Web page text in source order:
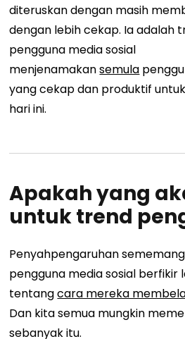
diteruskan dengan masih
dengan lebih cekap. Ia adalah
pengguna media sosial
menjenamakansemula
yang cekap dan produktif
hari ini.
Apakah yang
untuk trend
Penyahpengaruhan
pengguna media sosial berfikir
tentangcara mereka
Dan kita semua mungkin
sebanyak itu.